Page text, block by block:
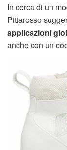
In cerca di un
Pittarosso
applicazioni
anche con un